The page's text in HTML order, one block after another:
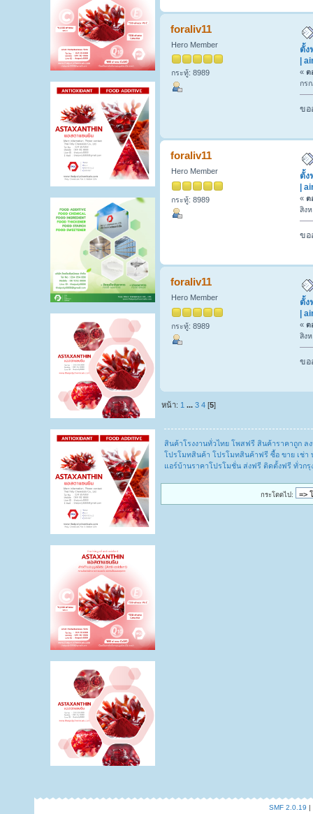
foraliv11
Hero Member
กระทู้: 8989
ตั้ง
|
« ต
กร
ขอ
foraliv11
Hero Member
กระทู้: 8989
ตั้ง
|
« ต
สิง
ขอ
foraliv11
Hero Member
กระทู้: 8989
ตั้ง
|
« ต
สิง
ขอ
หน้า: 1 ...3 4 [5]
สินค้าโรงงานทั่วไทย โพสฟรี สินค้าราคาถูก ล
โปรโมทสินค้า โปรโมทสินค้าฟรี ซื้อ ขาย เช่า
แอร์บ้านราคาโปรโมชั่น ส่งฟรี ติดตั้งฟรี ทั่วก
กระโดดไป:
SMF 2.0.19 |